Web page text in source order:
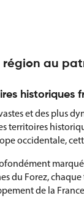
région au
historiques
et des plus
territoires
occidentale,
du Forez,
de la